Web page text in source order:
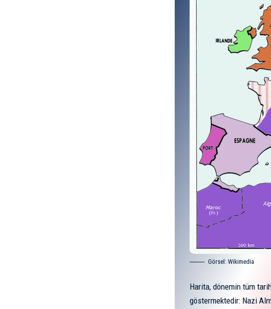
Görsel: Wikimedia
Harita, dönemin tüm
göstermektedir: Nazi